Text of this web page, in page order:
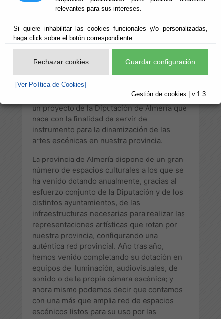
relevantes para sus intereses.
Si quiere inhabilitar las cookies funcionales y/o personalizadas,
haga click sobre el botón correspondiente.
Rechazar cookies Guardar configuración
[Ver Política de Cookies]
Gestión de cookies | v.1.3
La guía de los Espacios Escénicos de la
Provincia de Almería, ECPA en sus siglas; es
un proyecto de la Diputación de Almería que
nace con la finalidad de servir de
instrumento para la dinamización de las
artes escénicas en nuestra provincia.
La provincia de Almería dispone de un gran
número de espacios culturales a los que se
ha venido dotando anualmente, gracias al
esfuerzo conjunto de la Diputación y de los
distintos ayuntamientos, de las
infraestructuras necesarias para realizar las
representaciones artísticas que rotan por
nuestra provincia, configurando una
auténtica red provincial. Año tras año,
hemos venido completando su dotación en
equipos de iluminación, audiovisuales, de
sonido o de la propia cámara escénica; y
ahora mismo podemos decir que contamos
con una más que amplia red de espacios
escénicos listos para su uso por las